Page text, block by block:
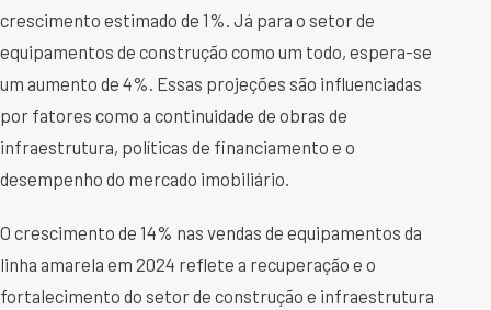
crescimento estimado de 1%. Já para o setor de
equipamentos de construção como um todo, espera-se
um aumento de 4%. Essas projeções são influenciadas
por fatores como a continuidade de obras de
infraestrutura, políticas de financiamento e o
desempenho do mercado imobiliário.
O crescimento de 14% nas vendas de equipamentos da
linha amarela em 2024 reflete a recuperação e o
fortalecimento do setor de construção e infraestrutura